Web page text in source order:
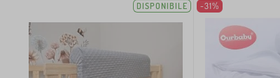
DISPONIBILE -31%